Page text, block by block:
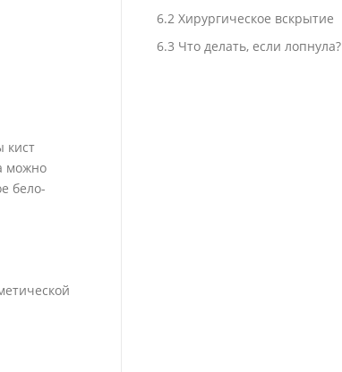
кист
можно
бело-
6.2Хирургическое вскрытие
6.3 Что делать, если лопнула?